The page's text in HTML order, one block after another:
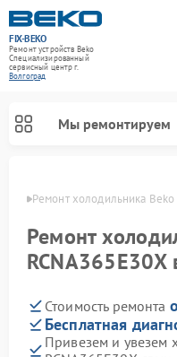
FIX-BEKO
Ремонт устройств Beko
Специализированный
cервисный центр г.
Волгоград
Мы ремонтируем
Ремонт холодильника Beko
Ремонт
RCNA365E30X
Стоимость ремонта
Бесплатная
Привезем и увезем